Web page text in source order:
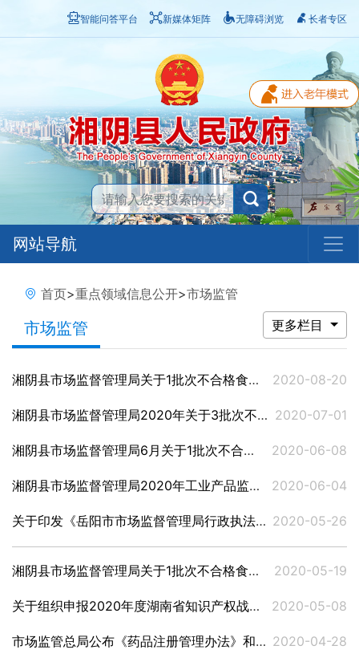
智能问答平台 新媒体矩阵 无障碍浏览 长者专区
网站导航
首页>重点领域信息公开>市场监管
市场监管 更多栏目
湘阴县市场监督管理局关于1批次不合格食品风险防控及核查处置情况的公示（8月份） 2020-08-20
湘阴县市场监督管理局2020年关于3批次不合格食品风险防控及核查处置情况的公示 2020-07-01
湘阴县市场监督管理局6月关于1批次不合格食品风险防控及核查处置情况的公示 2020-06-08
湘阴县市场监督管理局2020年工业产品监督抽查计划 2020-06-04
关于印发《岳阳市市场监督管理局行政执法公示办法实施细则》《岳阳市市场监督管理局行政执法全过程记录办法实施细则》《岳阳市市场监督管理局重大行政执法决定法制审核办法实施细则》的通知 2020-05-26
湘阴县市场监督管理局关于1批次不合格食品风险防控及核查处置情况的公示 2020-05-19
关于组织申报2020年度湖南省知识产权战略实施专项项目的通知 2020-05-08
市场监管总局公布《药品注册管理办法》和《药品生产监督管理办法》 2020-04-28